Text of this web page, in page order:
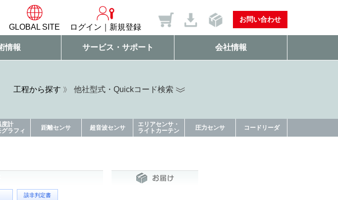
GLOBAL SITE ログイン 新規登録
お問い合わせ
情報 サービス・サポート 会社情報
工程から探す 他社型式・Quickコード検索
度計
ラフィ
距離センサ 超音波センサ
エリアセンサ・
ライトカーテン
圧力センサ コードリーダ
該非判定書